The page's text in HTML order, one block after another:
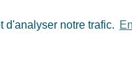
d'analyser notre trafic.